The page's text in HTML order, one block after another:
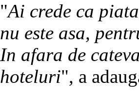
"Ai crede ca
nu este asa,
In afara de
hoteluri", a